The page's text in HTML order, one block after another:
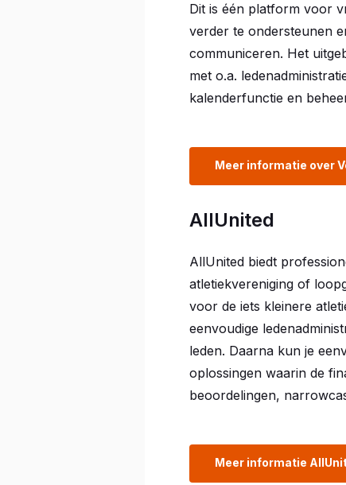
Dit is één platform voor
verder te ondersteunen
communiceren. Het
met o.a.
kalenderfunctie en
Meer informatie over
AllUnited
AllUnited biedt
atletiekvereniging of
voor de iets kleinere
eenvoudige
leden. Daarna kun je
oplossingen waarin de
beoordelingen,
Meer informatie